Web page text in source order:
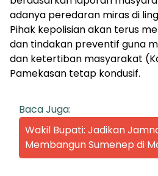
adanya peredaran miras di
Pihak kepolisian akan terus
dan tindakan preventif guna
dan ketertiban masyarakat
Pamekasan tetap kondusif.
Baca Juga:
Wakil Bupati: Jadikan
Membangun Sumenep di